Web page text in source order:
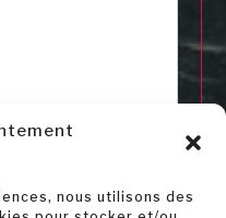
nous utilisons des
de confidentialité